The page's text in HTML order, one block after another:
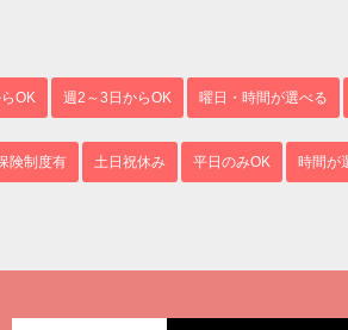
OK 週2～3日からOK 曜日・時間が選べる
険制度有 土日祝休み 平日のみOK 時間が